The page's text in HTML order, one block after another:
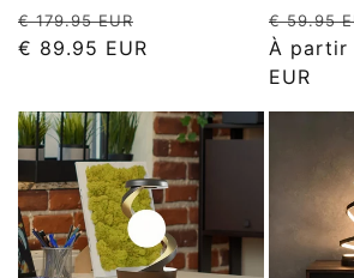
Prix
habituel
€ 179.95 EUR
promotionnel
€ 89.95 EUR
Prix
habituel
€ 59.95
À partir
EUR